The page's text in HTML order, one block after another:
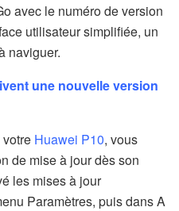
avec le numéro de version
utilisateur simplifiée, un
naviguer.
une nouvelle version
Huawei P10, vous
de mise à jour dès son
les mises à jour
Paramètres, puis dans A